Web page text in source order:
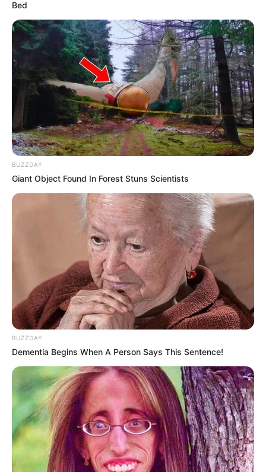
LIHAT ARTIKEL LAINNYA
Nyimas Ratu Rafa Shenina Cinnamon
Beby Tsabina
Salshabilla Adriani Cut Syifa
TULIS KOMENTAR
Alamat email Anda tidak akan dipublikasikan. Ruas yang wajib ditandai*
Bed
BUZZDAY
Giant Object Found In Forest Stuns Scientists
BUZZDAY
Dementia Begins When A Person Says This Sentence!